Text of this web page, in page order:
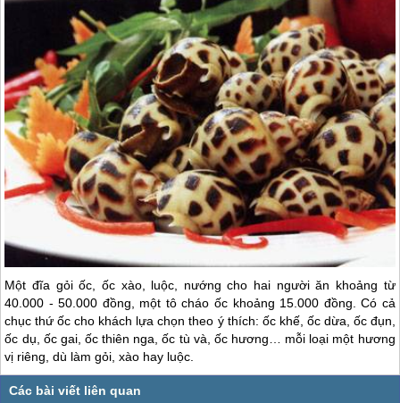
Một đĩa gỏi ốc, ốc xào, luộc, nướng cho hai người ăn khoảng từ
40.000 - 50.000 đồng, một tô cháo ốc khoảng 15.000 đồng. Có cả
chục thứ ốc cho khách lựa chọn theo ý thích: ốc khế, ốc dừa, ốc đụn,
ốc dụ, ốc gai, ốc thiên nga, ốc tù và, ốc hương… mỗi loại một hương
vị riêng, dù làm gỏi, xào hay luộc.